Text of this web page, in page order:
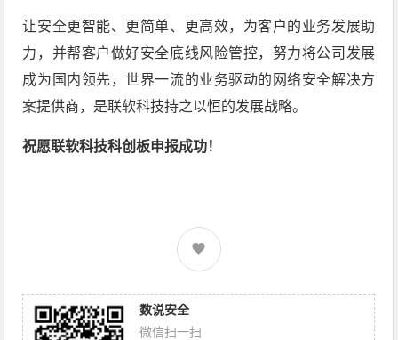
让安全更智能、更简单、更高效，为客户的业务发展助
力，并帮客户做好安全底线风险管控，努力将公司发展
成为国内领先，世界一流的业务驱动的网络安全解决方
案提供商，是联软科技持之以恒的发展战略。
祝愿联软科技科创板申报成功！
数说安全
微信扫一扫